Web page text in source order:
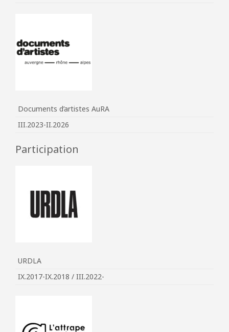
Documents d’artistes AuRA
III.2023-II.2026
Participation
URDLA
IX.2017-IX.2018 / III.2022-